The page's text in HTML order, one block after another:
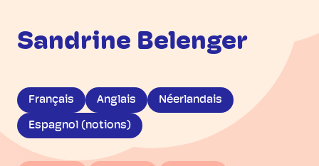
Sandrine Belenger
Français Anglais Néerlandais
Espagnol (notions)